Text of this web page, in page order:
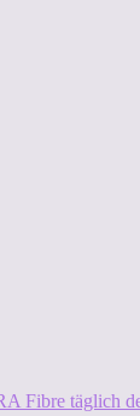
Fibre täglich